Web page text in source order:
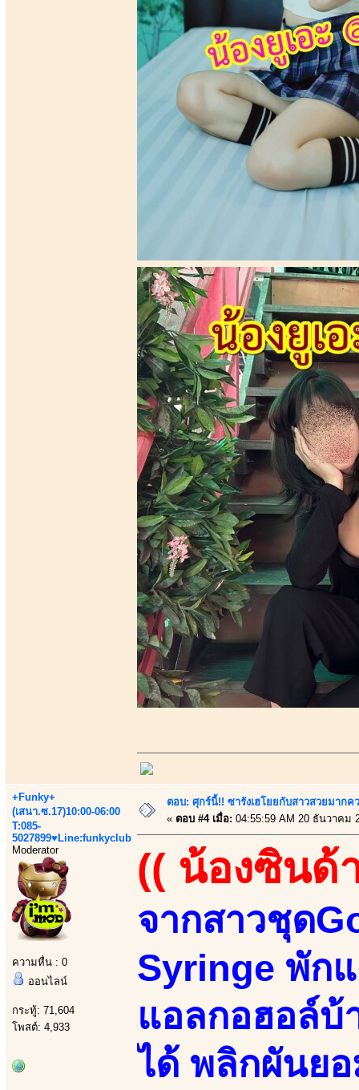
+Funky+
(เสนา.ซ.17)10:00-06:00
T:085-
5027899♥Line:funkyclub
Moderator
ความหื่น : 0
ออนไลน์
กระทู้: 71,604
โพสต์: 4,933
ตอบ: ศุกร์นี้!! ซารังเฮโยยกับสาวสวยมาก
« ตอบ #4 เมื่อ: 04:55:59 AM 20 ธันวาคม
(( น้องซินด้
จากสาวชุด
Syringe พัก
แอลกอฮอล์บ้
ได้ พลิกผันย